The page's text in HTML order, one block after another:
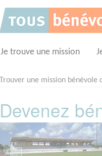
Je trouve une mission
Trouver une mission bénévole
Devenez